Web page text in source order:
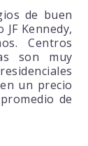
de buen
Kennedy,
Centros
son muy
un precio
de